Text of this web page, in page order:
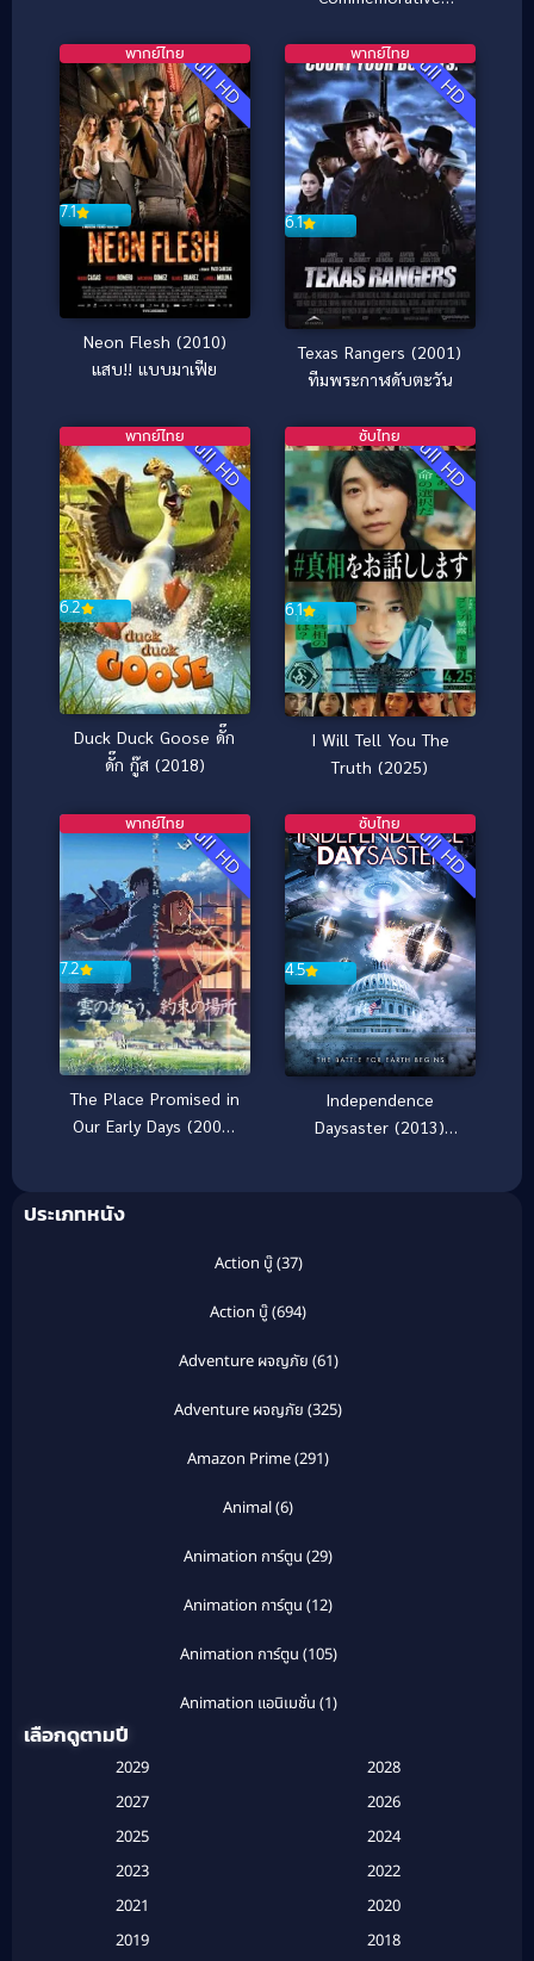
ฉบับย้อนรำลึกสาวน้อย
มหัศจรรย์ (2009)
Full HD
7.1
พากย์ไทย
Neon Flesh (2010)
แสบ!! แบบมาเฟีย
Full HD
6.1
พากย์ไทย
Texas Rangers (2001)
ทีมพระกาฬดับตะวัน
Full HD
6.2
พากย์ไทย
Duck Duck Goose ดั๊ก
ดั๊ก กู๊ส (2018)
Full HD
6.1
ซับไทย
I Will Tell You The
Truth (2025)
Full HD
7.2
พากย์ไทย
The Place Promised in
Our Early Days (2004)
Full HD
4.5
ซับไทย
Independence
Daysaster (2013)
ประเภทหนัง
Action บู๊(37)
Action บู๊(694)
Adventure ผจญภัย (61)
Adventure ผจญภัย (325)
Amazon Prime(291)
Animal(6)
Animation การ์ตูน (29)
Animation การ์ตูน (12)
Animation การ์ตูน (105)
Animation แอนิเมชั่น (1)
Based on a True Story สร้างจากเรื่องจริง(2)
Based on a True Story เรื่องจริง (20)
เลือกดูตามปี
2029
2028
2027
2026
2025
2024
2023
2022
2021
2020
2019
2018